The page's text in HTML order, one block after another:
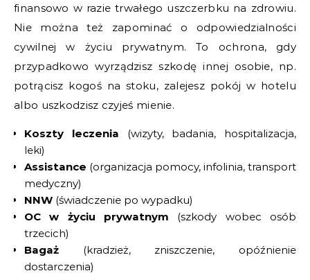
finansowo w razie trwałego uszczerbku na zdrowiu.
Nie można też zapominać o odpowiedzialności
cywilnej w życiu prywatnym. To ochrona, gdy
przypadkowo wyrządzisz szkodę innej osobie, np.
potrącisz kogoś na stoku, zalejesz pokój w hotelu
albo uszkodzisz czyjeś mienie.
Koszty leczenia (wizyty, badania, hospitalizacja,
leki)
Assistance (organizacja pomocy, infolinia, transport
medyczny)
NNW (świadczenie po wypadku)
OC w życiu prywatnym (szkody wobec osób
trzecich)
Bagaż (kradzież, zniszczenie, opóźnienie
dostarczenia)